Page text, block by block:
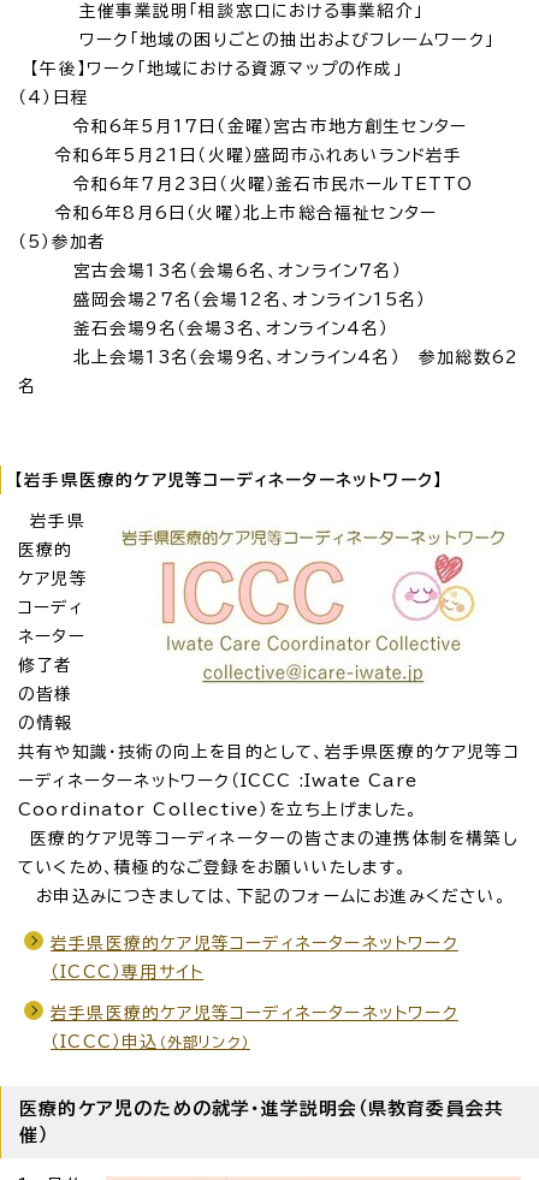
主催事業説明「相談窓口における事業紹介」
ワーク「地域の困りごとの抽出およびフレームワーク」
【午後】ワーク「地域における資源マップの作成」
（4）日程
令和6年5月17日（金曜）宮古市地方創生センター
令和6年5月21日（火曜）盛岡市ふれあいランド岩手
令和6年7月23日（火曜）釜石市民ホールTETTO
令和6年8月6日（火曜）北上市総合福祉センター
（5）参加者
宮古会場13名（会場6名、オンライン7名）
盛岡会場27名（会場12名、オンライン15名）
釜石会場9名（会場3名、オンライン4名）
北上会場13名（会場9名、オンライン4名） 参加総数62
名
【岩手県医療的ケア児等コーディネーターネットワーク】
岩手県
医療的
ケア児等
コーディ
ネーター
修了者
の皆様
の情報
共有や知識・技術の向上を目的として、岩手県医療的ケア児等コ
ーディネーターネットワーク（ICCC :Iwate Care
Coordinator Collective）を立ち上げました。
医療的ケア児等コーディネーターの皆さまの連携体制を構築し
ていくため、積極的なご登録をお願いいたします。
お申込みにつきましては、下記のフォームにお進みください。
岩手県医療的ケア児等コーディネーターネットワーク
（ICCC）専用サイト
岩手県医療的ケア児等コーディネーターネットワーク
（ICCC）申込 （外部リンク）
医療的ケア児のための就学・進学説明会（県教育委員会共
催）